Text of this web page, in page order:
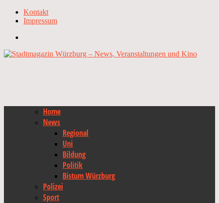
Kontakt
Impressum
Home
News
Regional
Uni
Bildung
Politik
Bistum Würzburg
Polizei
Sport